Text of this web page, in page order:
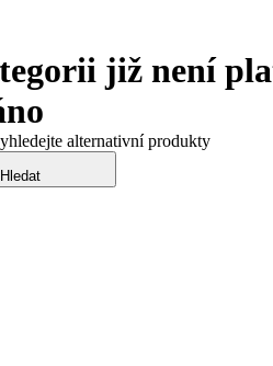
již není
alternativní produkty
Hledat